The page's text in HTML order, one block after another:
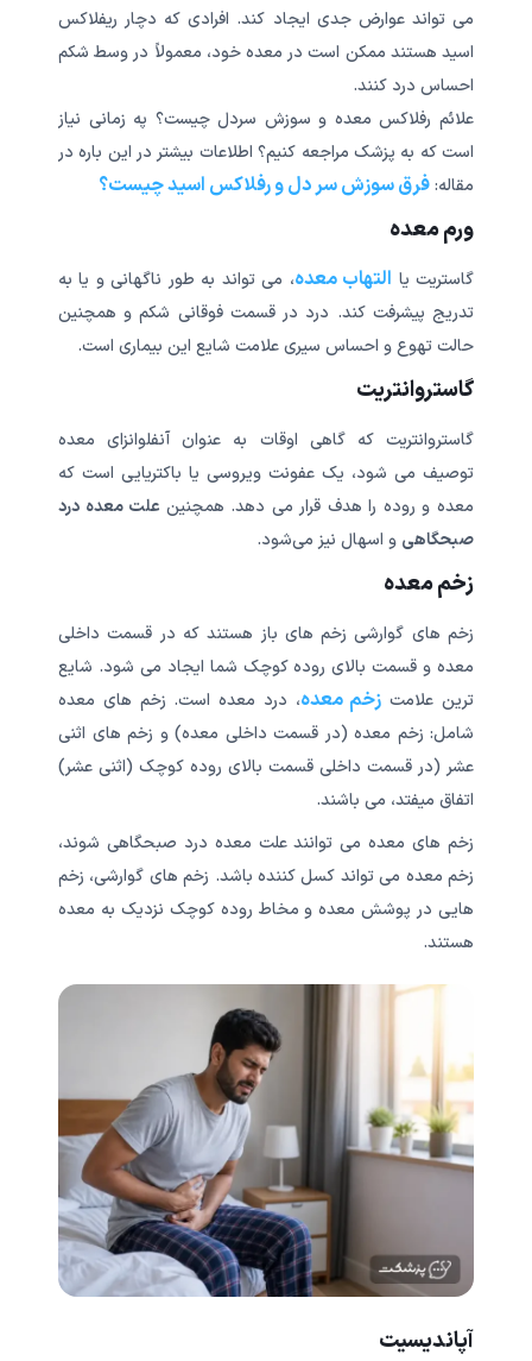
می تواند عوارض جدی ایجاد کند. افرادی که دچار ریفلاکس
اسید هستند ممکن است در معده خود، معمولاً در وسط شکم
احساس درد کنند.
علائم رفلاکس معده و سوزش سردل چیست؟ په زمانی نیاز
است که به پزشک مراجعه کنیم؟ اطلاعات بیشتر در این باره در
مقاله:فرق سوزش سر دل و رفلاکس اسید چیست؟
ورم معده
گاستریت یا التهاب معده، می تواند به طور ناگهانی و یا به
تدریج پیشرفت کند. درد در قسمت فوقانی شکم و همچنین
حالت تهوع و احساس سیری علامت شایع این بیماری است.
گاستروانتریت
گاستروانتریت که گاهی اوقات به عنوان آنفلوانزای معده
توصیف می شود، یک عفونت ویروسی یا باکتریایی است که
معده و روده را هدف قرار می دهد. همچنین علت معده درد
صبحگاهی و اسهال نیز می‌شود.
زخم معده
زخم های گوارشی زخم های باز هستند که در قسمت داخلی
معده و قسمت بالای روده کوچک شما ایجاد می شود. شایع
ترین علامت زخم معده، درد معده است. زخم های معده
شامل: زخم معده (در قسمت داخلی معده) و زخم های اثنی
عشر (در قسمت داخلی قسمت بالای روده کوچک (اثنی عشر)
اتفاق میفتد، می باشند.
زخم های معده می توانند علت معده درد صبحگاهی شوند،
زخم معده می تواند کسل کننده باشد. زخم های گوارشی، زخم
هایی در پوشش معده و مخاط روده کوچک نزدیک به معده
هستند.
آپاندیسیت